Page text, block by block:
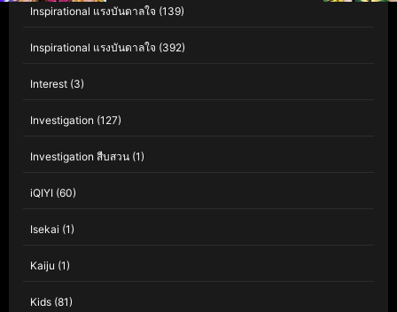
Inspirational แรงบันดาลใจ (139)
Inspirational แรงบันดาลใจ (392)
Interest (3)
Investigation (127)
Investigation สืบสวน (1)
iQIYI (60)
Isekai (1)
Kaiju (1)
Kids (81)